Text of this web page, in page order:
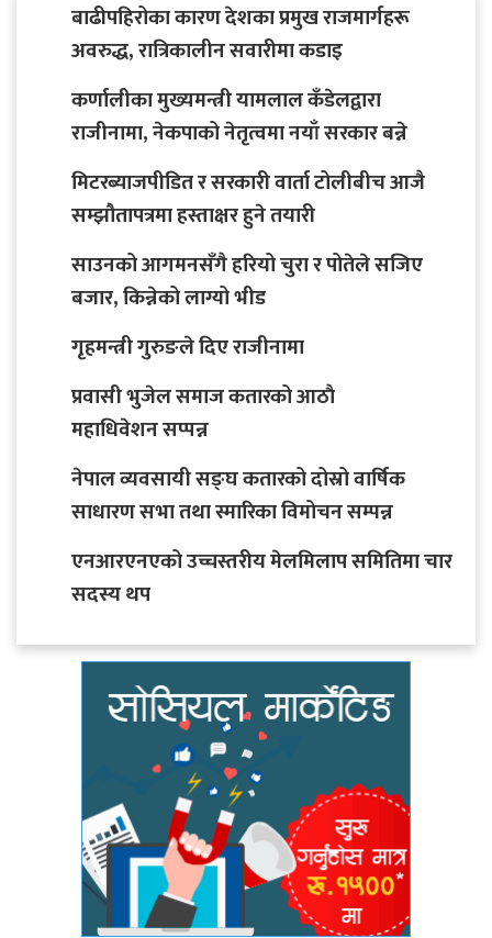
बाढीपहिरोका कारण देशका प्रमुख राजमार्गहरू
अवरुद्ध, रात्रिकालीन सवारीमा कडाइ
कर्णालीका मुख्यमन्त्री यामलाल कँडेलद्वारा
राजीनामा, नेकपाको नेतृत्वमा नयाँ सरकार बन्ने
मिटरब्याजपीडित र सरकारी वार्ता टोलीबीच आजै
सम्झौतापत्रमा हस्ताक्षर हुने तयारी
साउनको आगमनसँगै हरियो चुरा र पोतेले सजिए
बजार, किन्नेको लाग्यो भीड
गृहमन्त्री गुरुङले दिए राजीनामा
प्रवासी भुजेल समाज कतारको आठाै
महाधिवेशन सप्पन्न
नेपाल व्यवसायी सङ्घ कतारको दोस्रो वार्षिक
साधारण सभा तथा स्मारिका विमोचन सम्पन्न
एनआरएनएको उच्चस्तरीय मेलमिलाप समितिमा चार
सदस्य थप